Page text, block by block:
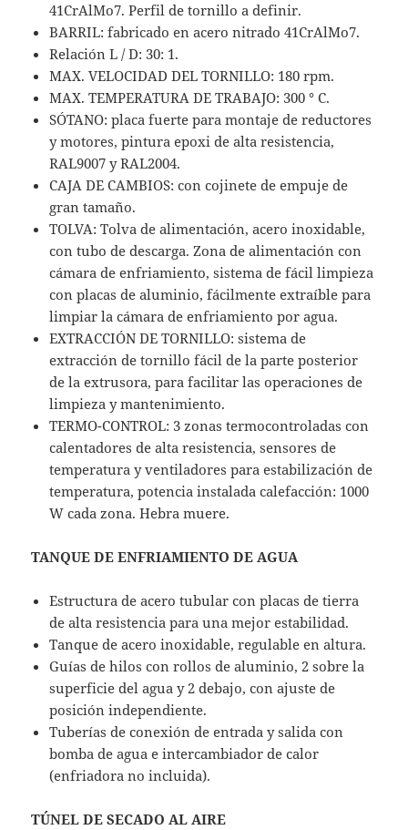
41CrAlMo7. Perfil de tornillo a definir.
BARRIL: fabricado en acero nitrado 41CrAlMo7.
Relación L / D: 30: 1.
MAX. VELOCIDAD DEL TORNILLO: 180 rpm.
MAX. TEMPERATURA DE TRABAJO: 300 ° C.
SÓTANO: placa fuerte para montaje de reductores
y motores, pintura epoxi de alta resistencia,
RAL9007 y RAL2004.
CAJA DE CAMBIOS: con cojinete de empuje de
gran tamaño.
TOLVA: Tolva de alimentación, acero inoxidable,
con tubo de descarga. Zona de alimentación con
cámara de enfriamiento, sistema de fácil limpieza
con placas de aluminio, fácilmente extraíble para
limpiar la cámara de enfriamiento por agua.
EXTRACCIÓN DE TORNILLO: sistema de
extracción de tornillo fácil de la parte posterior
de la extrusora, para facilitar las operaciones de
limpieza y mantenimiento.
TERMO-CONTROL: 3 zonas termocontroladas con
calentadores de alta resistencia, sensores de
temperatura y ventiladores para estabilización de
temperatura, potencia instalada calefacción: 1000
W cada zona. Hebra muere.
TANQUE DE ENFRIAMIENTO DE AGUA
Estructura de acero tubular con placas de tierra
de alta resistencia para una mejor estabilidad.
Tanque de acero inoxidable, regulable en altura.
Guías de hilos con rollos de aluminio, 2 sobre la
superficie del agua y 2 debajo, con ajuste de
posición independiente.
Tuberías de conexión de entrada y salida con
bomba de agua e intercambiador de calor
(enfriadora no incluida).
TÚNEL DE SECADO AL AIRE